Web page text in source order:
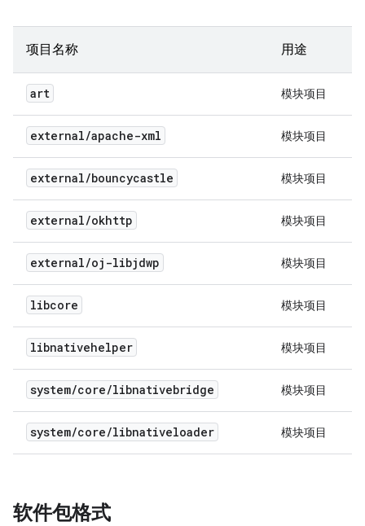
项目名称 用途
art 模块项目
external/apache-xml 模块项目
external/bouncycastle 模块项目
external/okhttp 模块项目
external/oj-libjdwp 模块项目
libcore 模块项目
libnativehelper 模块项目
system/core/libnativebridge 模块项目
system/core/libnativeloader 模块项目
软件包格式